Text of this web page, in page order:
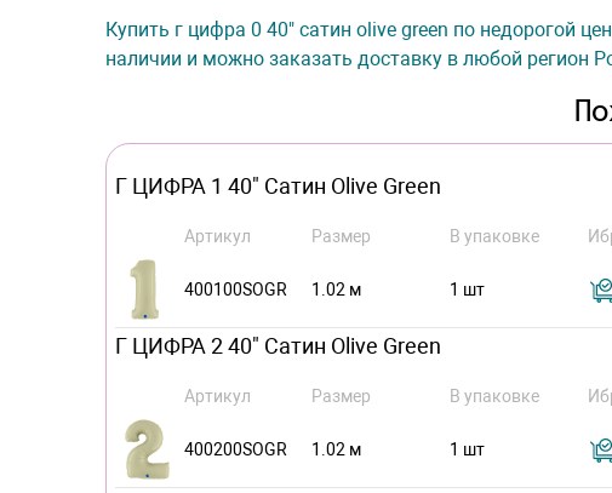
Купить г цифра 0 40" сатин olive green по недорогой
наличии и можно заказать доставку в любой регион
Г ЦИФРА 1 40" Сатин Olive Green
Артикул Размер В упаковке
400100SOGR 1.02 м 1 шт
Г ЦИФРА 2 40" Сатин Olive Green
Артикул Размер В упаковке
400200SOGR 1.02 м 1 шт